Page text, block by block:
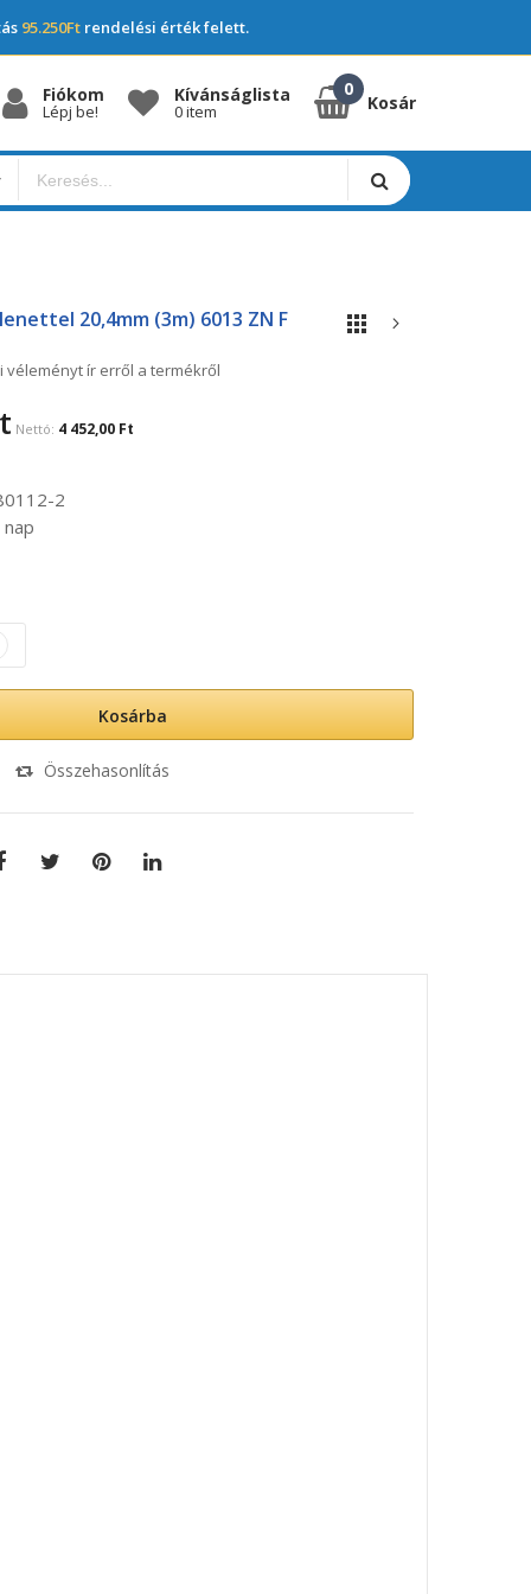
95.250Ft rendelési érték felett.
Fiókom
Lépj be!
Kívánságlista
0 item Kosár
20,4mm (3m) 6013 ZN F
véleményt ír erről a termékről
4 452,00 Ft
2
nap
Kosárba
Összehasonlítás